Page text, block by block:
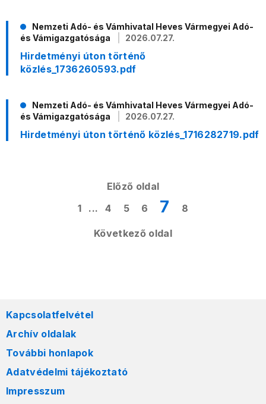
Nemzeti Adó- és Vámhivatal Heves Vármegyei Adó-
és Vámigazgatósága
2026.07.27.
Hirdetményi úton történő
közlés_1736260593.pdf
Nemzeti Adó- és Vámhivatal Heves Vármegyei Adó-
és Vámigazgatósága
2026.07.27.
Hirdetményi úton történő közlés_1716282719.pdf
Előző oldal
1
... 4 5 6 7 8
Következő oldal
Kapcsolatfelvétel
Archív oldalak
További honlapok
Adatvédelmi tájékoztató
Impresszum